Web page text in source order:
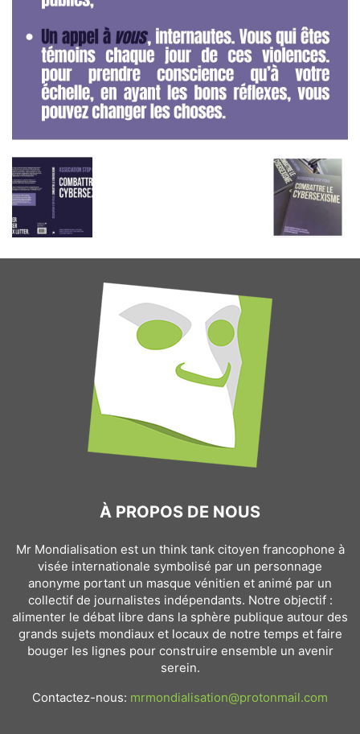
À PROPOS DE NOUS
Mr Mondialisation est un think tank citoyen francophone à
visée internationale symbolisé par un personnage
anonyme portant un masque vénitien et animé par un
collectif de journalistes indépendants. Notre objectif :
alimenter le débat libre dans la sphère publique autour des
grands sujets mondiaux et locaux de notre temps et faire
bouger les lignes pour construire ensemble un avenir
serein.
Contactez-nous: mrmondialisation@protonmail.com